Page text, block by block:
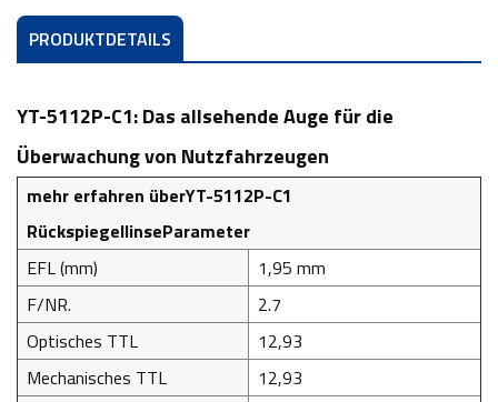
PRODUKTDETAILS
YT-5112P-C1: Das allsehende Auge für die
Überwachung von Nutzfahrzeugen
mehr erfahren überYT-5112P-C1
RückspiegellinseParameter
EFL (mm)
1,95 mm
F/NR.
2.7
Optisches TTL
12,93
Mechanisches TTL
12,93